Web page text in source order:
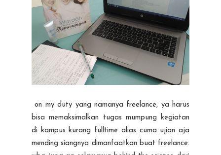
on my duty yang namanya freelance, ya harus
bisa memaksimalkan tugas mumpung kegiatan
di kampus kurang fulltime alias cuma ujian aja
mending siangnya dimanfaatkan buat freelance.